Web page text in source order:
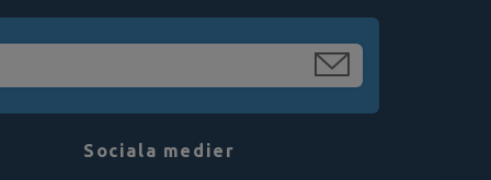
Sociala medier